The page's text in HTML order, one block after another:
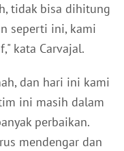
tidak bisa dihitung
seperti ini, kami
kata Carvajal.
dan hari ini kami
ini masih dalam
perbaikan.
mendengar dan